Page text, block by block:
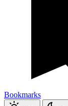
Bookmarks